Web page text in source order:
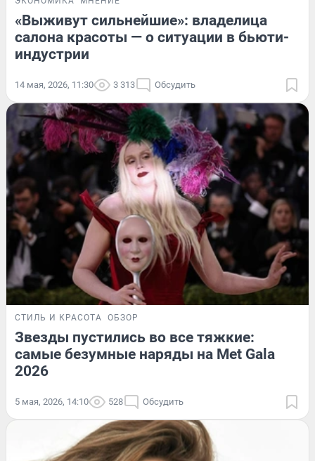
«Выживут сильнейшие»: владелица
салона красоты — о ситуации в бьюти-
индустрии
14 мая, 2026, 11:30 3 313 Обсудить
СТИЛЬ И КРАСОТА ОБЗОР
Звезды пустились во все тяжкие:
самые безумные наряды на Met Gala
2026
5 мая, 2026, 14:10 528 Обсудить